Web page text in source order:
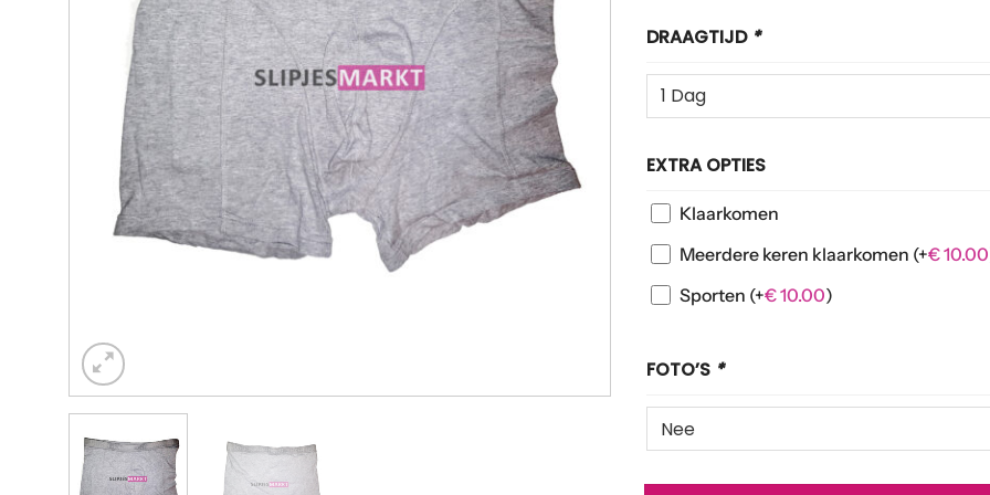
DRAAGTIJD *
EXTRA OPTIES
Klaarkomen
Meerdere keren klaarkomen (+€10.00
Sporten (+€10.00)
FOTO’S *